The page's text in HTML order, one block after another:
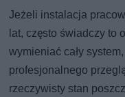
Jeżeli instalacja
lat, często świadczy to
wymieniać cały
profesjonalnego
rzeczywisty stan